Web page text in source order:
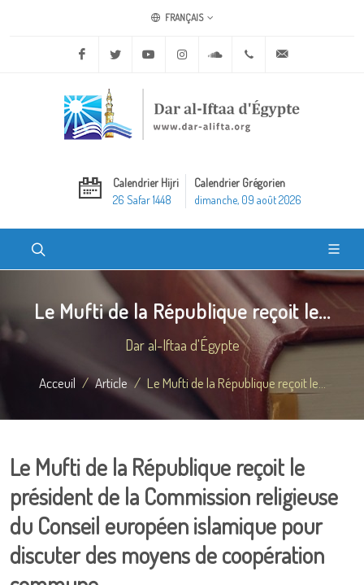
FRANÇAIS
Facebook Twitter Youtube Instagram Soundcloud+20 2 25970400
Calendrier Hijri
26 Safar 1448
Calendrier Grégorien
dimanche, 09 août 2026
Le Mufti de la République reçoit le...
Dar al-Iftaa d'Égypte
Acceuil Article Le Mufti de la République reçoit le...
Le Mufti de la République reçoit le
président de la Commission religieuse
du Conseil européen islamique pour
discuter des moyens de coopération